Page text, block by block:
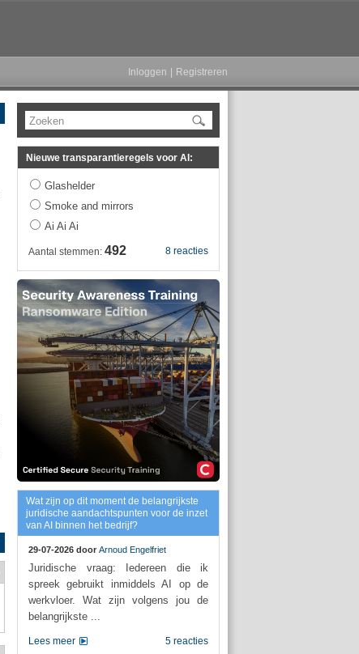
Inloggen Registreren
Zoeken
Nieuwe transparantieregels voor AI:
Glashelder
Smoke and mirrors
Ai Ai Ai
8 reacties
Aantal stemmen: 492
Wat zijn op dit moment de belangrijkste
juridische aandachtspunten voor de inzet
van AI binnen het bedrijf?
29-07-2026 door Arnoud Engelfriet
Juridische vraag: Iedereen die ik
spreek gebruikt inmiddels AI op de
werkvloer. Wat zijn volgens jou de
belangrijkste ...
5 reacties
Lees meer